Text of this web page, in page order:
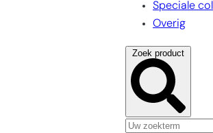
Speciale
Overig
Zoek product